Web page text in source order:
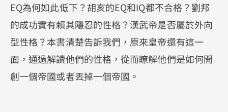
EQ為何如此低下？胡亥的EQ和IQ都不合格？劉邦
的成功實有賴其隱忍的性格？漢武帝是否屬於外向
型性格？本書清楚告訴我們，原來皇帝還有這一
面，通過解讀他們的性格，從而瞭解他們是如何開
創一個帝國或者丟掉一個帝國。